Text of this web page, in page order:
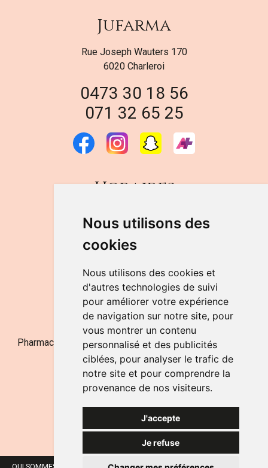
Nous utilisons des
cookies
Nous utilisons des cookies et
d'autres technologies de suivi
pour améliorer votre expérience
de navigation sur notre site, pour
vous montrer un contenu
personnalisé et des publicités
ciblées, pour analyser le trafic de
notre site et pour comprendre la
provenance de nos visiteurs.
J'accepte
Je refuse
Jufarma
Rue Joseph Wauters 170
6020 Charleroi
0473 30 18 56
071 32 65 25
Horaires
DU LUNDI AU VENDREDI
de 9h à 12h30 et de 14h à 18h
LE SAMEDI
de 9h à 12h30
NOUS CONTACTER
Pharmacie Jufarma - Fatima Abachra - APB 521704 - N°
Entreprise BE0882-700-592